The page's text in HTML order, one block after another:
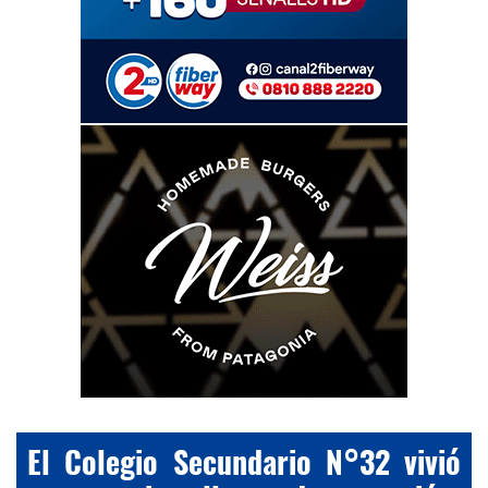
El Colegio Secundario N°32 vivió